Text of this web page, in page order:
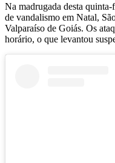
Na madrugada desta
de vandalismo em Natal,
Valparaíso de Goiás. Os
horário, o que levantou